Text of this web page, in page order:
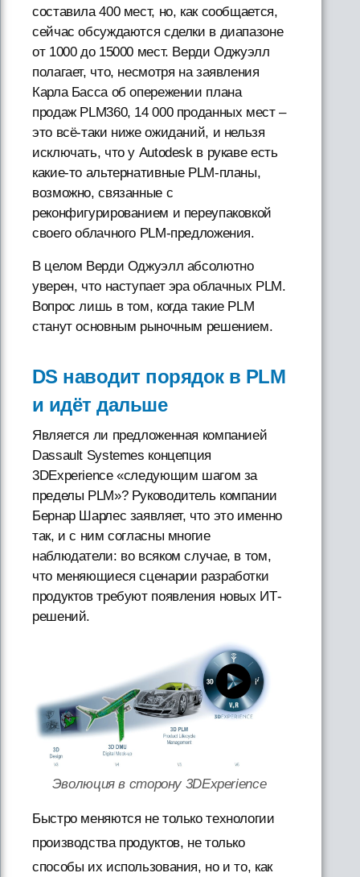
составила 400 мест, но, как сообщается,
сейчас обсуждаются сделки в диапазоне
от 1000 до 15000 мест. Верди Оджуэлл
полагает, что, несмотря на заявления
Карла Басса об опережении плана
продаж PLM360, 14 000 проданных мест –
это всё-таки ниже ожиданий, и нельзя
исключать, что у Autodesk в рукаве есть
какие-то альтернативные PLM-планы,
возможно, связанные с
реконфигурированием и переупаковкой
своего облачного PLM-предложения.
В целом Верди Оджуэлл абсолютно
уверен, что наступает эра облачных PLM.
Вопрос лишь в том, когда такие PLM
станут основным рыночным решением.
DS наводит порядок в PLM
и идёт дальше
Является ли предложенная компанией
Dassault Systemes концепция
3DExperience «следующим шагом за
пределы PLM»? Руководитель компании
Бернар Шарлес заявляет, что это именно
так, и с ним согласны многие
наблюдатели: во всяком случае, в том,
что меняющиеся сценарии разработки
продуктов требуют появления новых ИТ-
решений.
Эволюция в сторону 3DExperience
Быстро меняются не только технологии
производства продуктов, не только
способы их использования, но и то, как